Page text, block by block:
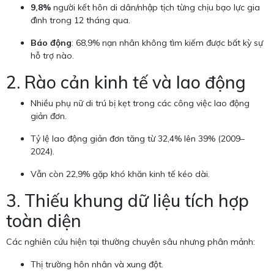
9,8% người kết hôn di dân/nhập tịch từng chịu bạo lực gia
đình trong 12 tháng qua.
Báo động: 68,9% nạn nhân không tìm kiếm được bất kỳ sự
hỗ trợ nào.
2. Rào cản kinh tế và lao động
Nhiều phụ nữ di trú bị kẹt trong các công việc lao động
giản đơn.
Tỷ lệ lao động giản đơn tăng từ 32,4% lên 39% (2009–
2024).
Vẫn còn 22,9% gặp khó khăn kinh tế kéo dài.
3. Thiếu khung dữ liệu tích hợp
toàn diện
Các nghiên cứu hiện tại thường chuyên sâu nhưng phân mảnh:
Thị trường hôn nhân và xung đột.